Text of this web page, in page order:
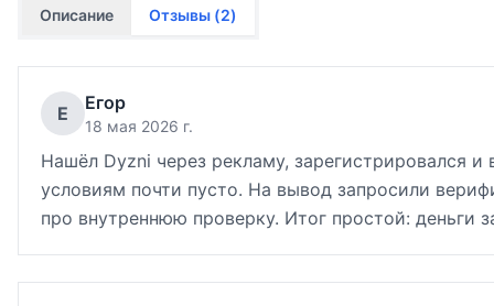
Описание Отзывы (2)
Е Егор
18 мая 2026 г.
Нашёл Dyzni через рекламу, зарегистрировался
условиям почти пусто. На вывод запросили
про внутреннюю проверку. Итог простой: деньги